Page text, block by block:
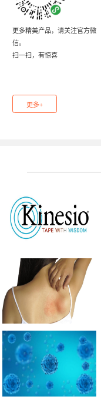
更多精美产品，请关注官方微
信。
扫一扫，有惊喜
更多+